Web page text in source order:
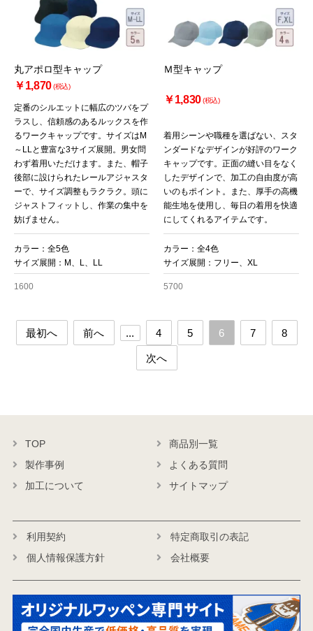
丸アポロ型キャップ
￥1,870(税込)
定番のシルエットに幅広のツバをプ
ラスし、信頼感のあるルックスを作
るワークキャップです。サイズはM
～LLと豊富な3サイズ展開。男女問
わず着用いただけます。また、帽子
後部に設けられたレールアジャスタ
ーで、サイズ調整もラクラク。頭に
ジャストフィットし、作業の集中を
妨げません。
カラー：全5色
サイズ展開：M、L、LL
1600
Ｍ型キャップ
￥1,830(税込)
着用シーンや職種を選ばない、スタ
ンダードなデザインが好評のワーク
キャップです。正面の縫い目をなく
したデザインで、加工の自由度が高
いのもポイント。また、厚手の高機
能生地を使用し、毎日の着用を快適
にしてくれるアイテムです。
カラー：全4色
サイズ展開：フリー、XL
5700
最初へ 前へ ... 4 5 6 7 8
次へ
TOP
商品別一覧
製作事例
よくある質問
加工について
サイトマップ
利用契約
特定商取引の表記
個人情報保護方針
会社概要